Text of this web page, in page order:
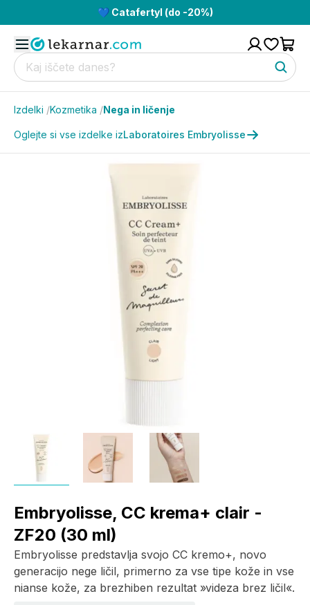
💙 Catafertyl (do -20%)
Izdelki /Kozmetika /Nega in ličenje
Oglejte si vse izdelke izLaboratoires Embryolisse
Embryolisse, CC krema+ clair -
ZF20 (30 ml)
Embryolisse predstavlja svojo CC kremo+, novo
generacijo nege ličil, primerno za vse tipe kože in vse
nianse kože, za brezhiben rezultat »videza brez ličil«.